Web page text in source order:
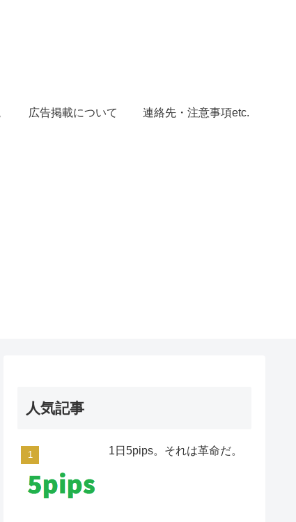
広告掲載について 連絡先・注意事項etc.
人気記事
1日5pips。それは革命だ。